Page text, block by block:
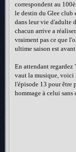
correspondent au
le destin du Glee club
dans leur vie d'adulte
chacun arrive a
vraiment pas ce que
ultime saison est
En attendant
vaut la musique, voici
l'épisode 13 pour être
hommage à celui